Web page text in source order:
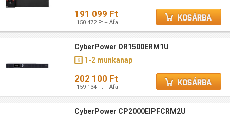
191 099 Ft
150 472 Ft + Áfa
CyberPower OR1500ERM1U
1-2 munkanap
202 100 Ft
159 134 Ft + Áfa
CyberPower CP2000EIPFCRM2U